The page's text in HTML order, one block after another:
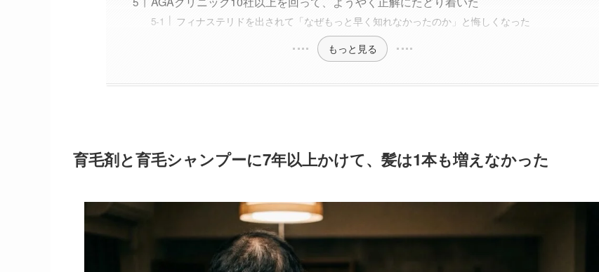
フィナステリドを出されて「なぜもっと早く知れなかったのか」と悔しくなった
もっと見る
育毛剤と育毛シャンプーに7年以上かけて、髪は1本も増えなかった